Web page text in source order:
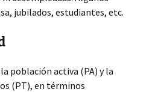
jubilados, estudiantes, etc.
población activa (PA) y la
(PT), en términos